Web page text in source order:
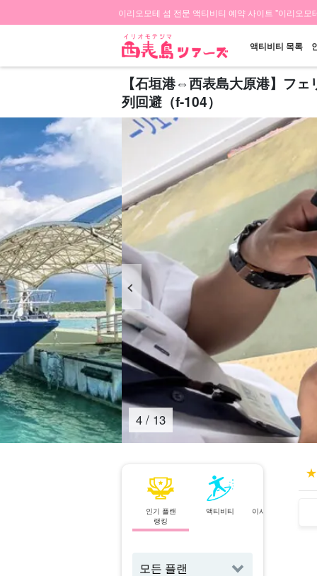
이리오모테 섬 전문 액티비티 예약 사이트 "이리오모
액티비티 목록
【石垣港⇔西表島大原港】フ
列回避（f-104）
5 / 13
인기 플랜
랭킹
액티비티
이시가키섬⇄이리